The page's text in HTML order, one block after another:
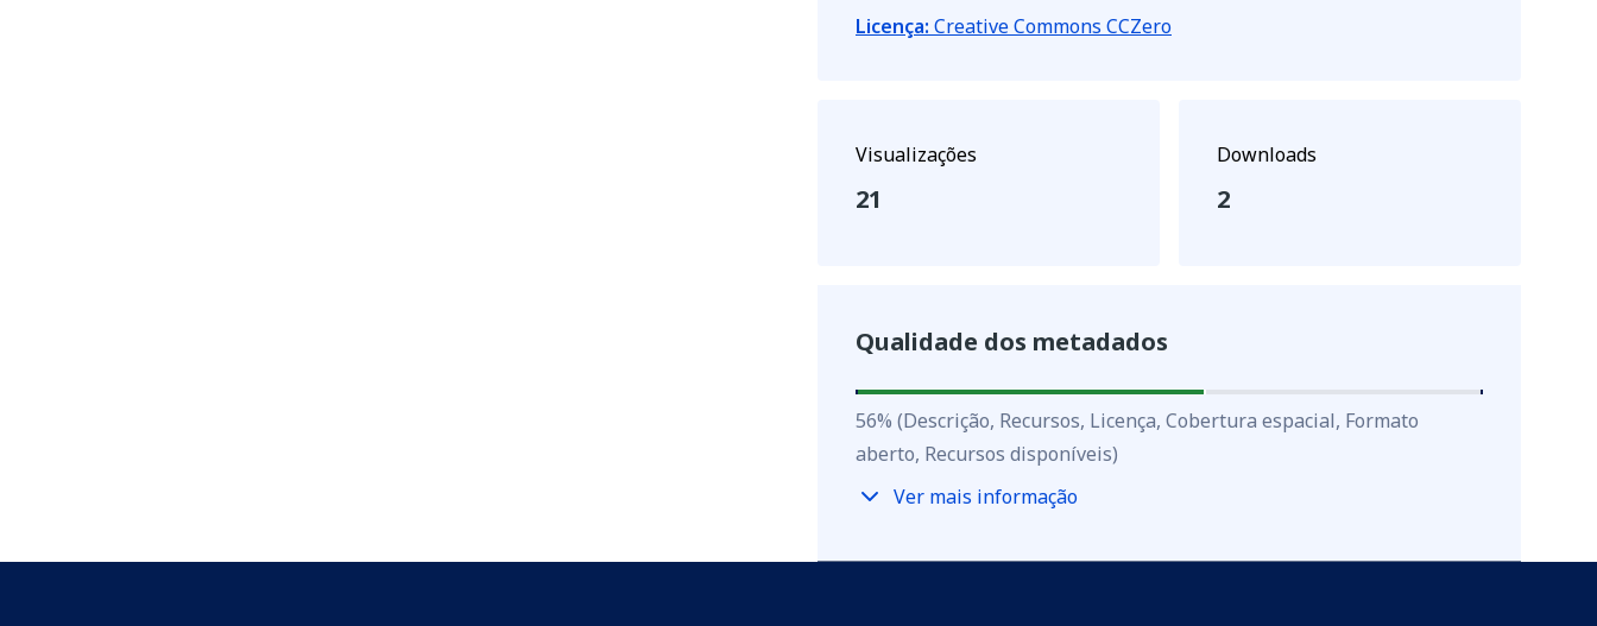
Licença: Creative Commons CCZero
Visualizações
21
Downloads
2
Qualidade dos metadados
56%
56% (Descrição, Recursos, Licença, Cobertura espacial, Formato
aberto, Recursos disponíveis)
Ver mais informação